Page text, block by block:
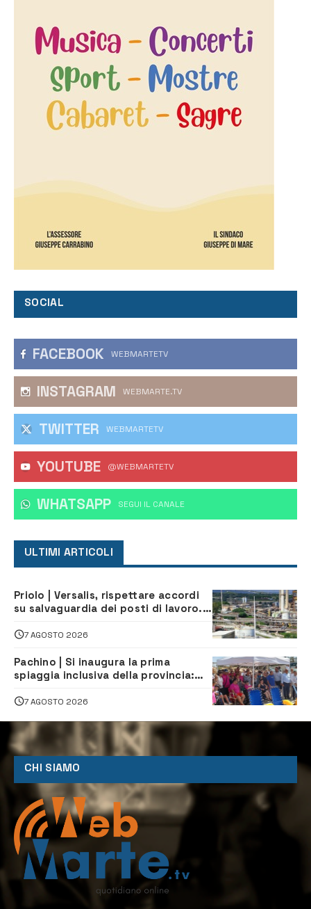
SOCIAL
FACEBOOK WEBMARTETV
INSTAGRAM WEBMARTE.TV
TWITTER WEBMARTETV
YOUTUBE @WEBMARTETV
WHATSAPP ‎SEGUI IL CANALE
ULTIMI ARTICOLI
Priolo | Versalis, rispettare accordi
su salvaguardia dei posti di lavoro. Il
7 AGOSTO 2026
Pachino | Si inaugura la prima
spiaggia inclusiva della provincia:
tutti
7 AGOSTO 2026
CHI SIAMO